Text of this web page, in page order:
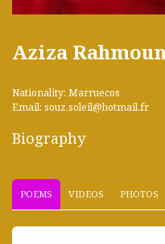
Aziza
Nationality: Marruecos
Email: souz.soleil@hotmail.fr
Biography
POEMS VIDEOS PHOTOS